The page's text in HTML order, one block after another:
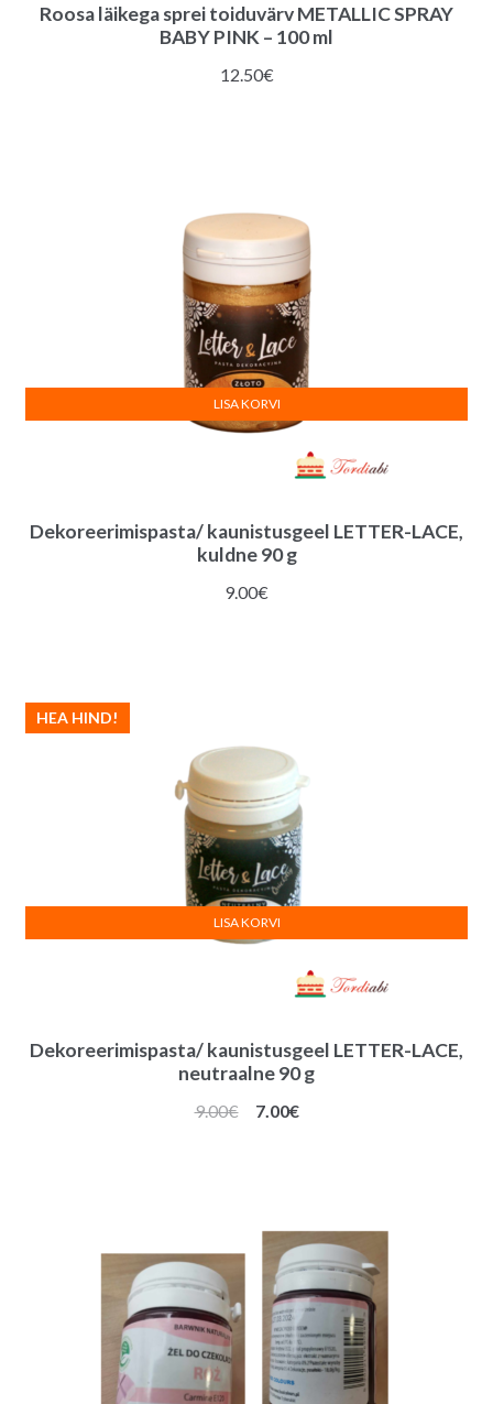
Roosa läikega sprei toiduvärv METALLIC SPRAY
BABY PINK – 100 ml
12.50€
Dekoreerimispasta/ kaunistusgeel LETTER-LACE,
kuldne 90 g
9.00€
LISA KORVI
Dekoreerimispasta/ kaunistusgeel LETTER-LACE,
neutraalne 90 g
HEA HIND!
9.00€
Algne
7.00€Praegune
LISA KORVI